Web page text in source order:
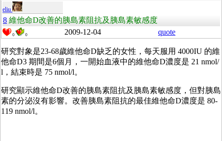
eliu
8 維他命D改善的胰島素阻抗及胰島素敏感度
0 0 2009-12-04 quote
研究對象是23-68歲維他命D缺乏的女性，每天服用 4000IU 的維
他命D3 期間是6個月，一開始血液中的維他命D濃度是 21 nmol/
l，結束時是 75 nmol/l。
研究顯示維他命D改善的胰島素阻抗及胰島素敏感度，但對胰島
素的分泌沒有影響。改善胰島素阻抗的最佳維他命D濃度是 80-
119 nmol/l。